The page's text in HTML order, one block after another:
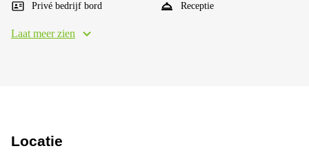
Privé bedrijf bord Receptie
Laat meer zien
Locatie